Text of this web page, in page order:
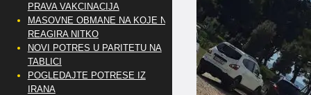
PRAVA VAKCINACIJA
MASOVNE OBMANE NA KOJE NE
REAGIRA NITKO
NOVI POTRES U PARITETU NA
TABLICI
POGLEDAJTE POTRESE IZ
IRANA